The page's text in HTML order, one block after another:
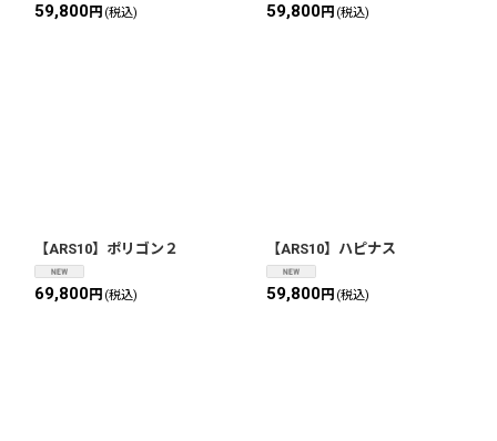
59,800円 (税込) 59,800円 (税込)
【ARS10】ポリゴン２
69,800円 (税込)
【ARS10】ハピナス
59,800円 (税込)